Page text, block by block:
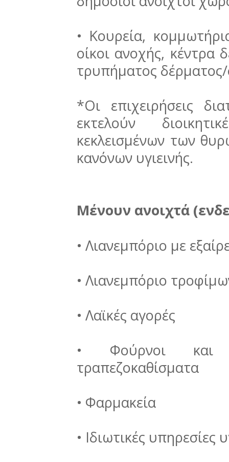
• Κουρεία,
οίκοι ανοχής, κέντρα
τρυπήματος
*Οι επιχειρήσεις
εκτελούν
κεκλεισμένων των
κανόνων υγιεινής.
Μένουν ανοιχτά
• Λιανεμπόριο με
• Λιανεμπόριο
• Λαϊκές αγορές
• Φούρνοι και
τραπεζοκαθίσματα
• Φαρμακεία
• Ιδιωτικές υπηρεσίες